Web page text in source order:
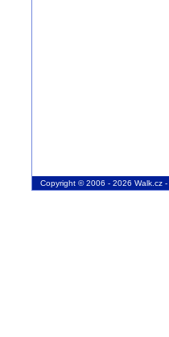
Copyright © 2006 - 2026 Walk.cz -